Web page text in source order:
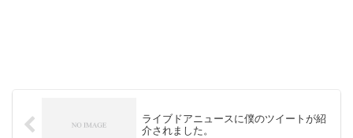
ライブドアニュースに僕のツイートが紹
介されました。